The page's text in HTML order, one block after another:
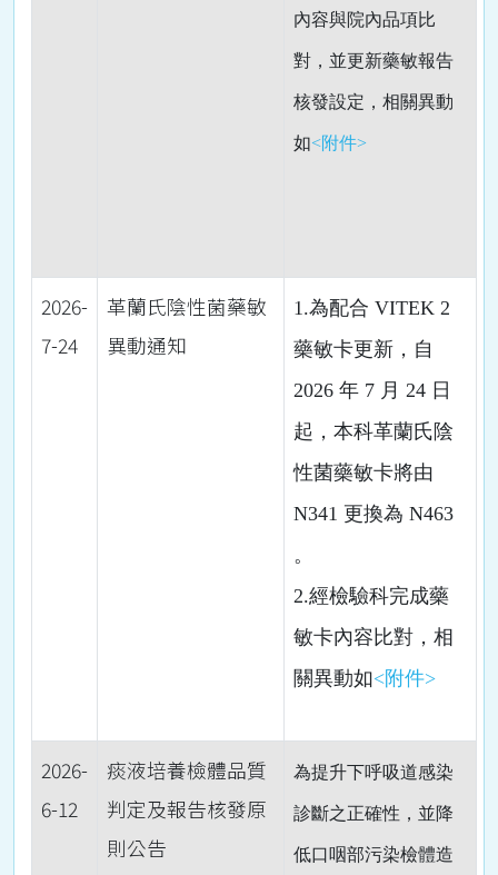
內容與院內品項比
對，並更新藥敏報告
核發設定，相關異動
如<附件>
2026-
7-24
革蘭氏陰性菌藥敏
異動通知
1.為配合 VITEK 2
藥敏卡更新，自
2026 年 7 月 24 日
起，本科革蘭氏陰
性菌藥敏卡將由
N341 更換為 N463
。
2.經檢驗科完成藥
敏卡內容比對，相
關異動如<附件>
2026-
6-12
痰液培養檢體品質
判定及報告核發原
則公告
為提升下呼吸道感染
診斷之正確性，並降
低口咽部污染檢體造